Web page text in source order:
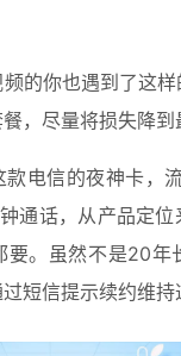
的你也遇到了这
，尽量将损失降到
款电信的夜神卡，
通话，从产品定
要。虽然不是20年
短信提示续约维持